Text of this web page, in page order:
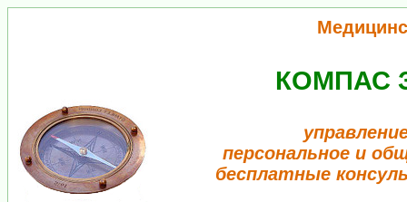
КОМПАС
персональное и
бесплатные